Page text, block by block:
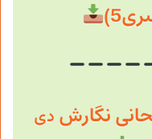
نگارش دی